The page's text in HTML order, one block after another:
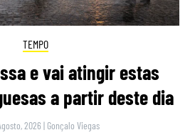
TEMPO
e vai atingir estas
a partir deste dia
2026 | Gonçalo Viegas